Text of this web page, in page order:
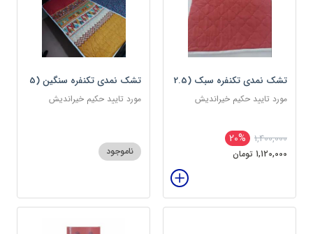
تشک نمدی تکنفره سبک (2.5
کیلویی) دوین (پس کرایه)
مورد تایید حکیم خیراندیش
1,400,000
20%
1,120,000 تومان
تشک نمدی تکنفره سنگین (5
کیلویی) دوین (پس کرایه)
مورد تایید حکیم خیراندیش
ناموجود